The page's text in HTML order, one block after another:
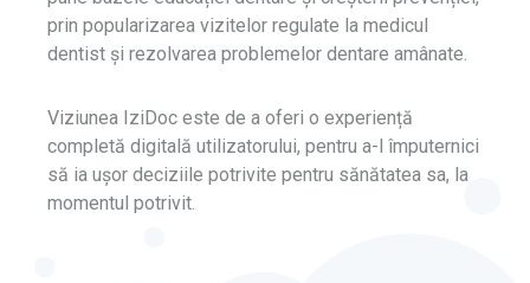
prin popularizarea vizitelor regulate la medicul
dentist și rezolvarea problemelor dentare amânate.
Viziunea IziDoc este de a oferi o experiență
completă digitală utilizatorului, pentru a-l împuternici
să ia ușor deciziile potrivite pentru sănătatea sa, la
momentul potrivit.